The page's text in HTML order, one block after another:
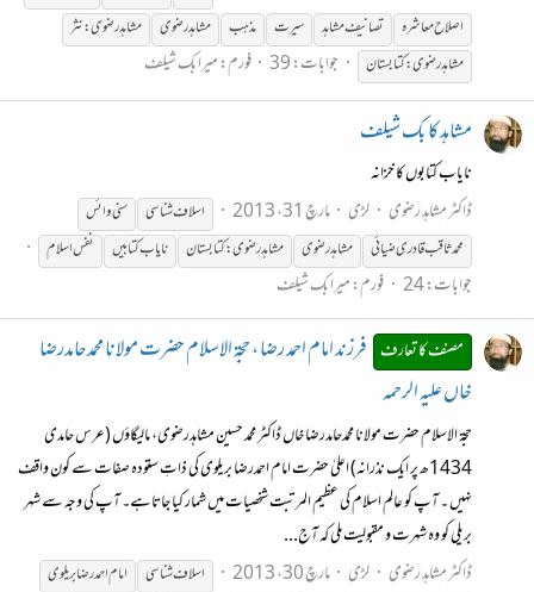
اصلاح معاشرہ
تصانیف مشاہد سیرت مذہب مشاہدرضوی
مشاہدرضوی:نثر
مشاہدرضوی:کتابستان
جوابات: 39 فورم:میرا بک شیلف
مشاہد کا بک شیلف
نایاب کتابوں کا خزانہ
ڈاکٹر مشاہد رضوی
لڑی مارچ 31، 2013 اسلافشناسی
سنی وائس
محمد ثاقب قادری ضیائی
مشاہدرضوی مشاہدرضوی:کتابستان نایاب کتابیں نفس اسلام
جوابات: 24 فورم:میرا بک شیلف
مصنف کا تعارف فرزند امام احمد رضا ، حجۃ الاسلام حضرت مولانا محمدحامدرضا
خاں علیہ الرحمہ
حجۃ الاسلام حضرت مولانا محمدحامدرضا خاں ڈاکٹر محمد حسین مشاہدرضوی، مالیگاؤں (عرس حامدی
1434ھ پر ایک نذرانہ) اعلیٰ حضرت امام احمدرضا بریلوی کی ذاتِ ستودہ صفات سے کون واقف
نہیں ۔ آپ کو عالم اسلام کی عظیم المرتبت شخصیات میں شمار کیا جاتاہے۔ آپ کی وجہ سے شہر
بریلی کو وہ شہرت و مقبولیت ملی کہ آج...
ڈاکٹر مشاہد رضوی
لڑی مارچ 30، 2013 اسلافشناسی
امام احمد رضا بریلوی